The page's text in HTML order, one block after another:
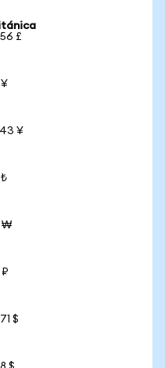
£
¥
₩
₽
$